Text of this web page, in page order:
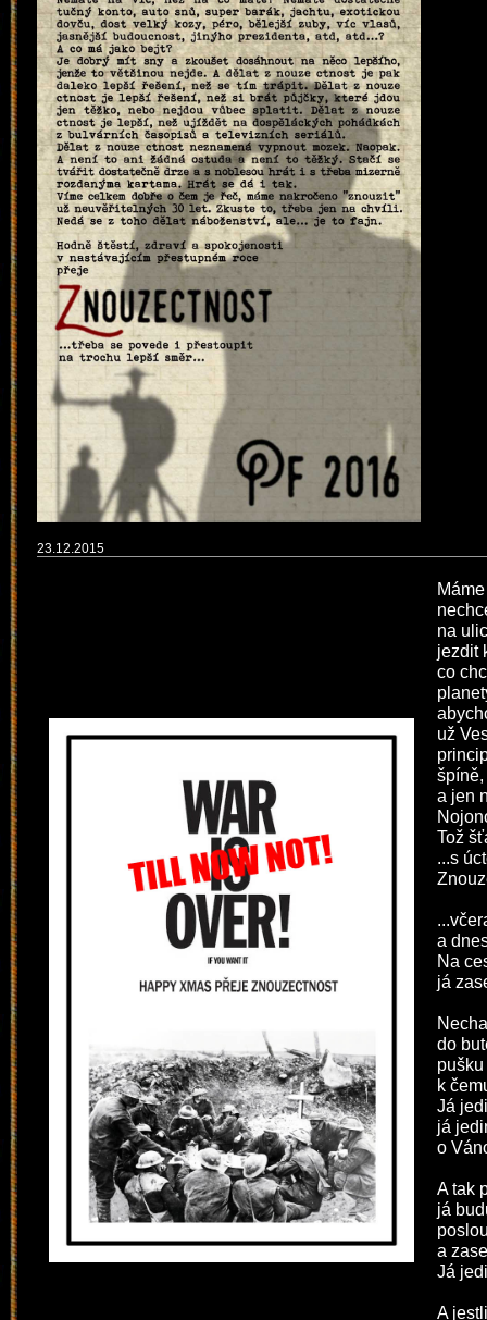
23.12.2015
na
jezdit
co
už Ve
a jen
Tož
...s
a
Na
já
do
k
Já
já
o
A tak
já
a
Já
A